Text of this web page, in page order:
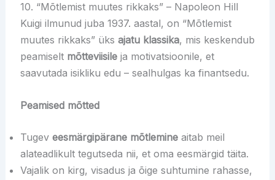
10. “Mõtlemist muutes rikkaks” – Napoleon Hill
Kuigi ilmunud juba 1937. aastal, on “Mõtlemist
muutes rikkaks” üks ajatu klassika, mis keskendub
peamiselt mõtteviisileja motivatsioonile, et
saavutada isikliku edu – sealhulgas ka finantsedu.
Peamised mõtted
Tugev eesmärgipärane mõtlemineaitab meil
alateadlikult tegutseda nii, et oma eesmärgid täita.
Vajalik on kirg, visadus ja õige suhtumine rahasse,